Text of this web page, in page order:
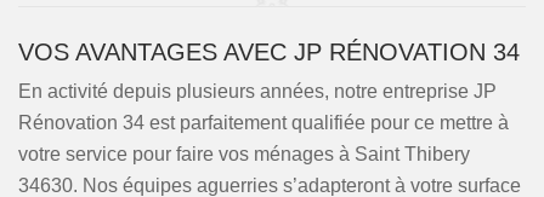
VOS AVANTAGES AVEC JP RÉNOVATION 34
En activité depuis plusieurs années, notre entreprise JP
Rénovation 34 est parfaitement qualifiée pour ce mettre à
votre service pour faire vos ménages à Saint Thibery
34630. Nos équipes aguerries s’adapteront à votre surface